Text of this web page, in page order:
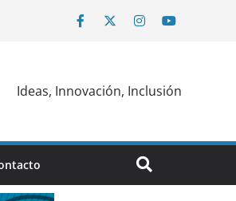
Ideas, Innovación, Inclusión